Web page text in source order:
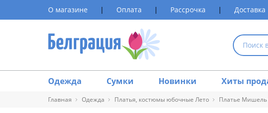
О магазине | Оплата | Рассрочка | Доставка
Одежда Сумки Новинки Хиты
Главная Одежда Платья, костюмы юбочные Лето Платье Мишель